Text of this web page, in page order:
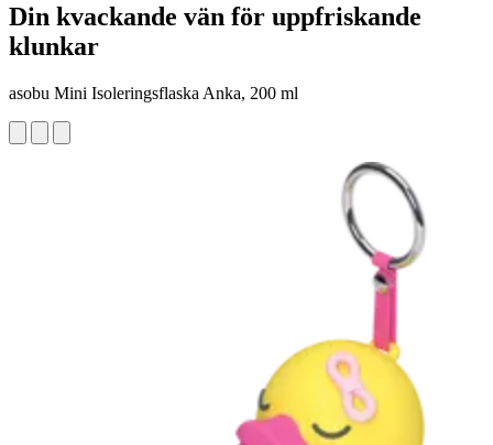
Din kvackande vän för uppfriskande
klunkar
asobu Mini Isoleringsflaska Anka, 200 ml